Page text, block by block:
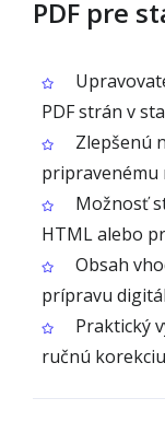
PDF pre
PDF strán v
Zlepšenú
pripravenému
Možnosť
HTML alebo
Obsah
prípravu
Praktický
ručnú